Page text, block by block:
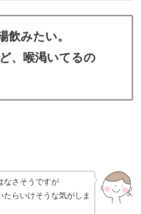
飲みたい。
、喉渇いてるの
なさそうですが
たらいけそうな気がしま